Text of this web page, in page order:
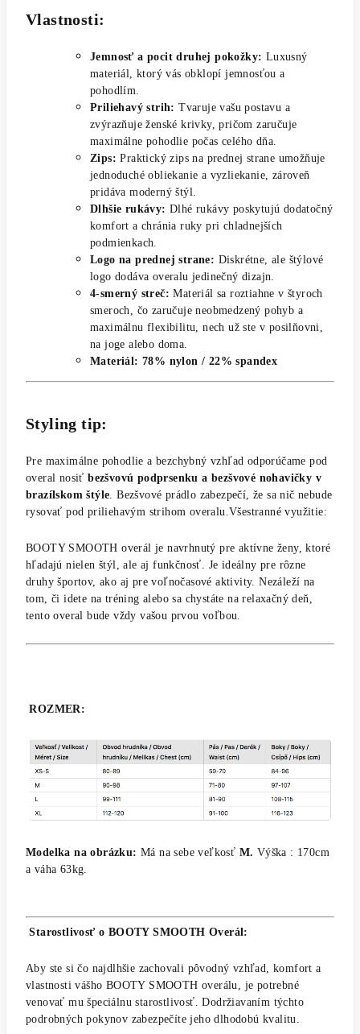
Vlastnosti:
Jemnosť a pocit druhej pokožky: Luxusný
materiál, ktorý vás obklopí jemnosťou a
pohodlím.
Priliehavý strih: Tvaruje vašu postavu a
zvýrazňuje ženské krivky, pričom zaručuje
maximálne pohodlie počas celého dňa.
Zips: Praktický zips na prednej strane umožňuje
jednoduché obliekanie a vyzliekanie, zároveň
pridáva moderný štýl.
Dlhšie rukávy: Dlhé rukávy poskytujú dodatočný
komfort a chránia ruky pri chladnejších
podmienkach.
Logo na prednej strane: Diskrétne, ale štýlové
logo dodáva overalu jedinečný dizajn.
4-smerný streč: Materiál sa roztiahne v štyroch
smeroch, čo zaručuje neobmedzený pohyb a
maximálnu flexibilitu, nech už ste v posilňovni,
na joge alebo doma.
Materiál: 78% nylon / 22% spandex
Styling tip:
Pre maximálne pohodlie a bezchybný vzhľad odporúčame pod
overal nosiťbezšvovú podprsenku a bezšvové nohavičky v
brazílskom štýle . Bezšvové prádlo zabezpečí, že sa nič nebude
rysovať pod priliehavým strihom overalu.Všestranné využitie:
BOOTY SMOOTH overál je navrhnutý pre aktívne ženy, ktoré
hľadajú nielen štýl, ale aj funkčnosť. Je ideálny pre rôzne
druhy športov, ako aj pre voľnočasové aktivity. Nezáleží na
tom, či idete na tréning alebo sa chystáte na relaxačný deň,
tento overal bude vždy vašou prvou voľbou.
ROZMER :
Modelka na obrázku: Má na sebe veľkosť M. Výška : 170cm
a váha 63kg.
Starostlivosť o BOOTY SMOOTH Overál:
Aby ste si čo najdlhšie zachovali pôvodný vzhľad, komfort a
vlastnosti vášho BOOTY SMOOTH overálu, je potrebné
venovať mu špeciálnu starostlivosť. Dodržiavaním týchto
podrobných pokynov zabezpečíte jeho dlhodobú kvalitu.